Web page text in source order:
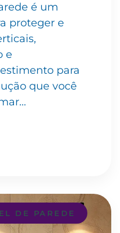
é um
proteger e
e
para
que você
DE PAREDE